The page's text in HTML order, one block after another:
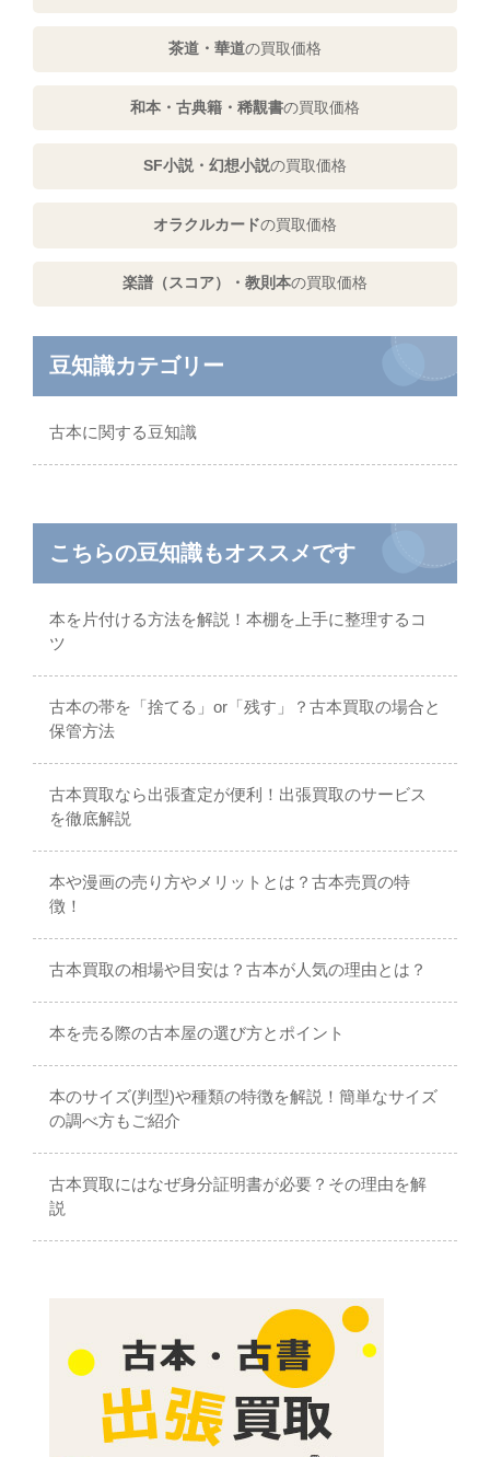
茶道・華道の買取価格
和本・古典籍・稀覯書の買取価格
SF小説・幻想小説の買取価格
オラクルカードの買取価格
楽譜（スコア）・教則本の買取価格
豆知識カテゴリー
古本に関する豆知識
こちらの豆知識もオススメです
本を片付ける方法を解説！本棚を上手に整理するコ
ツ
古本の帯を「捨てる」or「残す」？古本買取の場合と
保管方法
古本買取なら出張査定が便利！出張買取のサービス
を徹底解説
本や漫画の売り方やメリットとは？古本売買の特
徴！
古本買取の相場や目安は？古本が人気の理由とは？
本を売る際の古本屋の選び方とポイント
本のサイズ(判型)や種類の特徴を解説！簡単なサイズ
の調べ方もご紹介
古本買取にはなぜ身分証明書が必要？その理由を解
説